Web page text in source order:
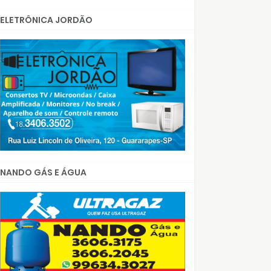
ELETRÔNICA JORDÃO
NANDO GÁS E ÁGUA